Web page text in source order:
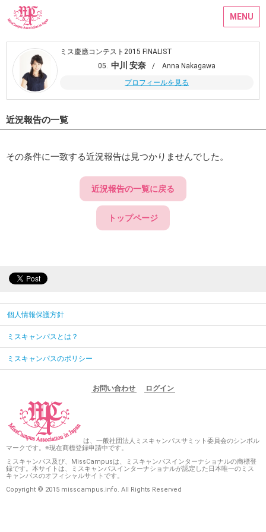
MENU
ミス慶應コンテスト2015 FINALIST
05. 中川 安奈
/ Anna Nakagawa
プロフィールを見る
近況報告の一覧
その条件に一致する近況報告は見つかりませんでした。
近況報告の一覧に戻る
トップページ
個人情報保護方針
ミスキャンパスとは？
ミスキャンパスのポリシー
お問い合わせ ログイン
は、一般社団法人ミスキャンパスサミット委員会のシンボル
マークです。※現在商標登録申請中です。
ミスキャンパス及び、MissCampusは、ミスキャンパスインターナショナルの商標登
録です。本サイトは、ミスキャンパスインターナショナルが認定した日本唯一のミス
キャンパスのオフィシャルサイトです。
Copyright © 2015 misscampus.info. All Rights Reserved